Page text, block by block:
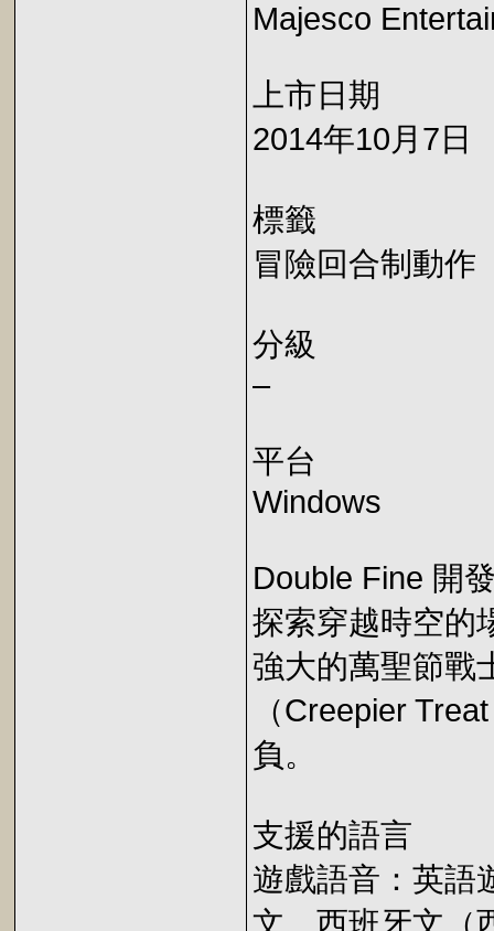
Majesco
上市日期
2014年10月7日
標籤
冒險回合制動作
分級
–
平台
Windows
Double Fine 開
探索穿越時空的
強大的萬聖節戰
（Creepier
負。
支援的語言
遊戲語音：英語
文、西班牙文（